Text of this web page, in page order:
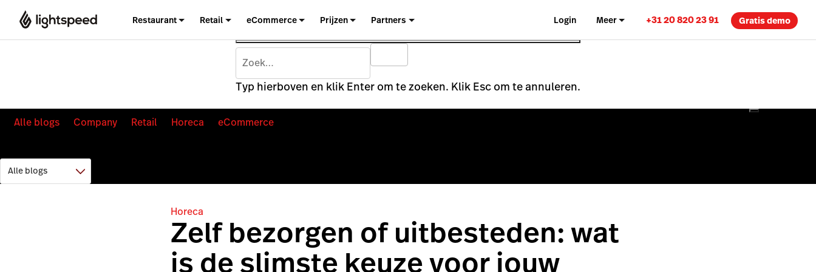
Restaurant Retail eCommerce Prijzen Partners Login Meer +31 20 820 23 91 Gratis demo
Typ hierboven en klik Enter om te zoeken. Klik Esc om te annuleren.
Alle blogs Company Retail Horeca eCommerce
Horeca
Zelf bezorgen of uitbesteden: wat
is de slimste keuze voor jouw